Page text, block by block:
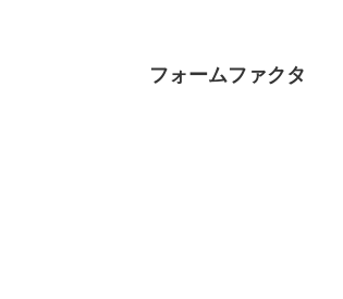
フォームファクタ